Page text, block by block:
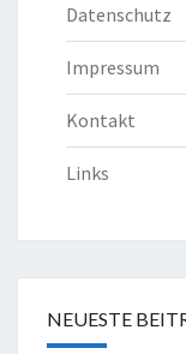
Datenschutz
Impressum
Kontakt
Links
NEUESTE